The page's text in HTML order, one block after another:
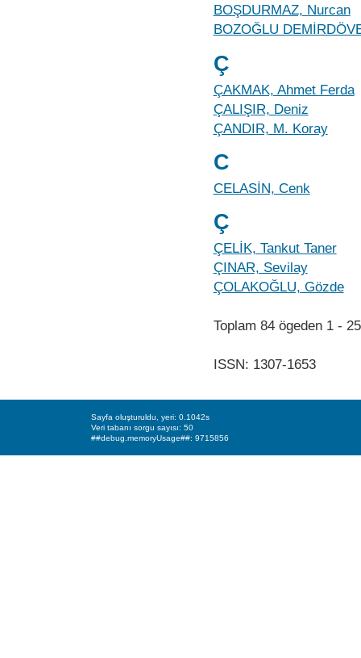
BOŞDURMAZ, Nurcan
BOZOĞLU
Ç
ÇAKMAK, Ahmet Ferda
ÇALIŞIR, Deniz
ÇANDIR, M. Koray
C
CELASİN, Cenk
Ç
ÇELİK, Tankut Taner
ÇINAR, Sevilay
ÇOLAKOĞLU, Gözde
Toplam 84 ögeden 1 -
ISSN: 1307-1653
Sayfa oluşturuldu, yeri: 0.1042s
Veri tabanı sorgu sayısı: 50
##debug.memoryUsage##: 9715856